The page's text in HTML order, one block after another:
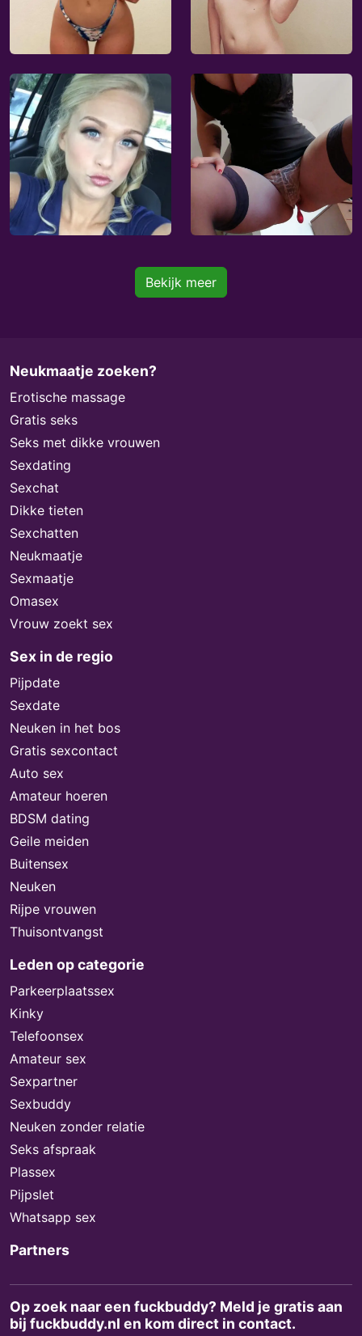
Bekijk meer
Neukmaatje zoeken?
Erotische massage
Gratis seks
Seks met dikke vrouwen
Sexdating
Sexchat
Dikke tieten
Sexchatten
Neukmaatje
Sexmaatje
Omasex
Vrouw zoekt sex
Sex in de regio
Pijpdate
Sexdate
Neuken in het bos
Gratis sexcontact
Auto sex
Amateur hoeren
BDSM dating
Geile meiden
Buitensex
Neuken
Rijpe vrouwen
Thuisontvangst
Leden op categorie
Parkeerplaatssex
Kinky
Telefoonsex
Amateur sex
Sexpartner
Sexbuddy
Neuken zonder relatie
Seks afspraak
Plassex
Pijpslet
Whatsapp sex
Partners
Op zoek naar een fuckbuddy? Meld je gratis aan
bij fuckbuddy.nl en kom direct in contact.